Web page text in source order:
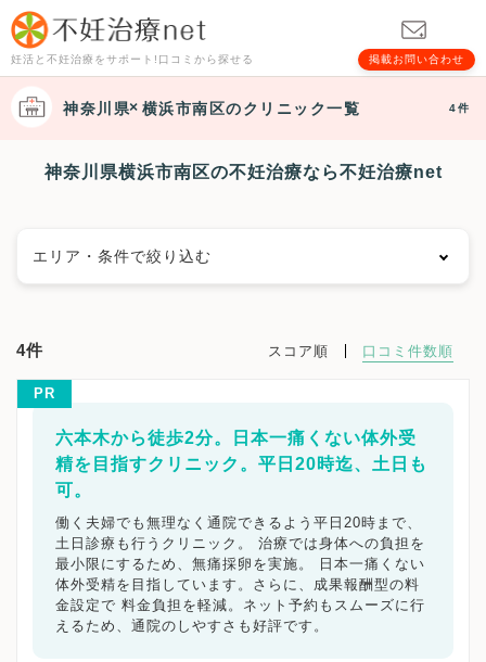
妊活と不妊治療をサポート!口コミから探せる 掲載お問い合わせ
神奈川県 横浜市南区のクリニック一覧 4件
神奈川県横浜市南区の不妊治療なら不妊治療net
エリア・条件で絞り込む
横浜市中区
横浜市戸塚区
横浜市港南区 横浜市旭区
横浜市緑区
横浜市瀬谷区
横浜市栄区 横浜市泉区
横浜市青葉区
横浜市都筑区
川崎市中原区
川崎市高津区
川崎市宮前区
川崎市麻生区 相模原市
相模原市緑区
相模原市中央区
相模原市南区 横須賀市
平塚市
鎌倉市
藤沢市 小田原市 茅ヶ崎市 逗子市
三浦市
秦野市
厚木市 大和市 伊勢原市 海老名市
座間市
南足柄市
綾瀬市 神奈川県その他地域
4件 スコア順 口コミ件数順
PR
六本木から徒歩2分。日本一痛くない体外受
精を目指すクリニック。平日20時迄、土日も
可。
働く夫婦でも無理なく通院できるよう平日20時まで、
土日診療も行うクリニック。 治療では身体への負担を
最小限にするため、無痛採卵を実施。 日本一痛くない
体外受精を目指しています。さらに、成果報酬型の料
金設定で 料金負担を軽減。ネット予約もスムーズに行
えるため、通院のしやすさも好評です。